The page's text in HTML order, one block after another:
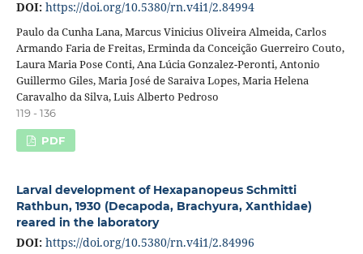
DOI: https://doi.org/10.5380/rn.v4i1/2.84994
Paulo da Cunha Lana, Marcus Vinicius Oliveira Almeida, Carlos
Armando Faria de Freitas, Erminda da Conceição Guerreiro Couto,
Laura Maria Pose Conti, Ana Lúcia Gonzalez-Peronti, Antonio
Guillermo Giles, Maria José de Saraiva Lopes, Maria Helena
Caravalho da Silva, Luis Alberto Pedroso
119 - 136
PDF
Larval development of Hexapanopeus Schmitti
Rathbun, 1930 (Decapoda, Brachyura, Xanthidae)
reared in the laboratory
DOI: https://doi.org/10.5380/rn.v4i1/2.84996